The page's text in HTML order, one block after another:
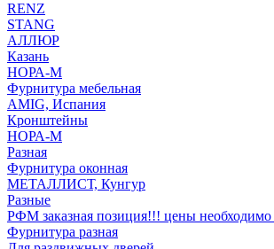
RENZ
STANG
АЛЛЮР
Казань
НОРА-М
Фурнитура мебельная
AMIG, Испания
Кронштейны
НОРА-М
Разная
Фурнитура оконная
МЕТАЛЛИСТ, Кунгур
Разные
РФМ заказная позиция!!! цены необходимо
Фурнитура разная